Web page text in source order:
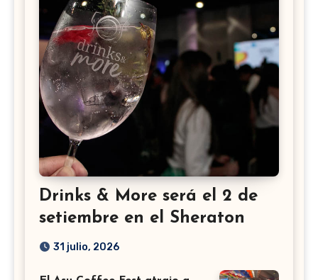
Drinks & More será el 2 de
setiembre en el Sheraton
31 julio, 2026